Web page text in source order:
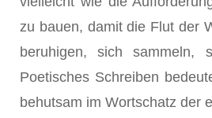
zu bauen, damit die Flut der
beruhigen, sich sammeln,
Poetisches Schreiben
behutsam im Wortschatz der